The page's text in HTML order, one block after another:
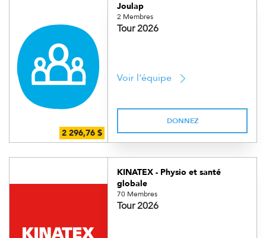
Joulap
2 Membres
Tour 2026
Voir l'équipe
DONNEZ
KINATEX - Physio et santé
globale
70 Membres
Tour 2026